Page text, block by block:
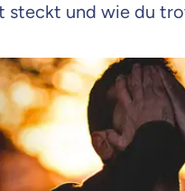
steckt und wie du